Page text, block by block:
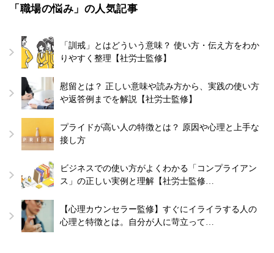
「職場の悩み」の人気記事
「訓戒」とはどういう意味？ 使い方・伝え方をわか
りやすく整理【社労士監修】
慰留とは？ 正しい意味や読み方から、実践の使い方
や返答例までを解説【社労士監修】
プライドが高い人の特徴とは？ 原因や心理と上手な
接し方
ビジネスでの使い方がよくわかる「コンプライアン
ス」の正しい実例と理解【社労士監修…
【心理カウンセラー監修】すぐにイライラする人の
心理と特徴とは。自分が人に苛立って…